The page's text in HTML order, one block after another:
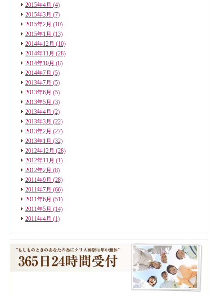
2015年4月 (4)
2015年3月 (7)
2015年2月 (10)
2015年1月 (13)
2014年12月 (10)
2014年11月 (28)
2014年10月 (8)
2014年7月 (5)
2013年7月 (5)
2013年6月 (5)
2013年5月 (3)
2013年4月 (2)
2013年3月 (22)
2013年2月 (27)
2013年1月 (32)
2012年12月 (28)
2012年11月 (1)
2012年2月 (8)
2011年9月 (28)
2011年7月 (66)
2011年6月 (51)
2011年5月 (14)
2011年4月 (1)